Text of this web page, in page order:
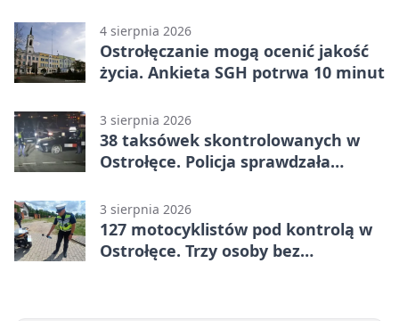
4 sierpnia 2026
Ostrołęczanie mogą ocenić jakość
życia. Ankieta SGH potrwa 10 minut
3 sierpnia 2026
38 taksówek skontrolowanych w
Ostrołęce. Policja sprawdzała
3 sierpnia 2026
127 motocyklistów pod kontrolą w
Ostrołęce. Trzy osoby bez